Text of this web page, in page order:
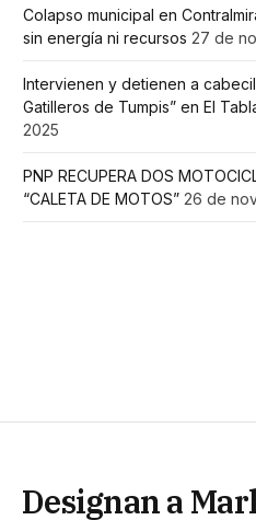
Colapso municipal en
sin energía ni recursos 27 de
Intervienen y detienen a
Gatilleros de Tumpis” en El
2025
PNP RECUPERA DOS
“CALETA DE MOTOS” 26 de
Designan a